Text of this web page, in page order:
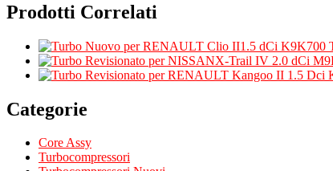
Prodotti Correlati
Categorie
Core Assy
Turbocompressori